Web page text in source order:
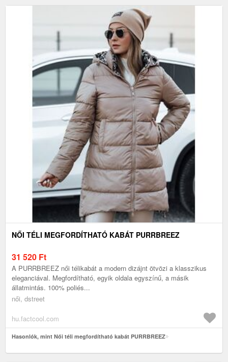
NŐI TÉLI MEGFORDÍTHATÓ KABÁT PURRBREEZ
31 520 Ft
A PURRBREEZ női télikabát a modern dizájnt ötvözi a klasszikus
eleganciával. Megfordítható, egyik oldala egyszínű, a másik
állatmintás. 100% poliés...
női, dstreet
hu.factcool.com
Hasonlók, mint Női téli megfordítható kabát PURRBREEZ